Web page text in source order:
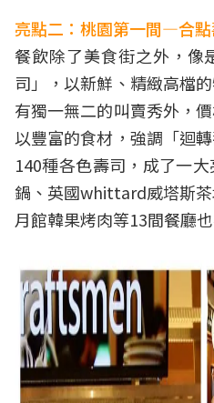
亮點二：桃園第一間—合
餐飲除了美食街之外，像
司」，以新鮮、精緻高檔
有獨一無二的叫賣秀外，
以豐富的食材，強調「迴
140種各色壽司，成了一
鍋、英國whittard威塔斯
月館韓果烤肉等13間餐廳